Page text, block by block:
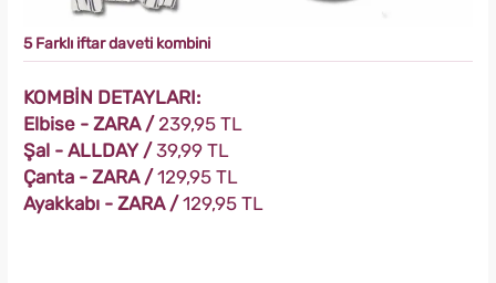
5 Farklı iftar daveti kombini
KOMBİN DETAYLARI:
Elbise - ZARA /239,95 TL
Şal - ALLDAY /39,99 TL
Çanta - ZARA /129,95 TL
Ayakkabı - ZARA /129,95 TL